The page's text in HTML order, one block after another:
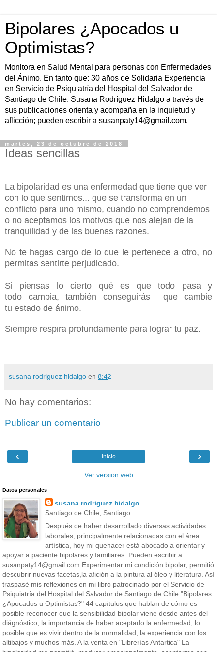
Bipolares ¿Apocados u
Optimistas?
Monitora en Salud Mental para personas con Enfermedades
del Ánimo. En tanto que: 30 años de Solidaria Experiencia
en Servicio de Psiquiatría del Hospital del Salvador de
Santiago de Chile. Susana Rodríguez Hidalgo a través de
sus publicaciones orienta y acompaña en la inquietud y
aflicción; pueden escribir a susanpaty14@gmail.com.
martes, 23 de octubre de 2018
Ideas sencillas
La bipolaridad es una enfermedad que tiene que ver
con lo que sentimos... que se transforma en un
conflicto para uno mismo, cuando no comprendemos
o no aceptamos los motivos que nos alejan de la
tranquilidad y de las buenas razones.
No te hagas cargo de lo que le pertenece a otro, no
permitas sentirte perjudicado.
Si piensas lo cierto qué es que todo pasa y
todo cambia, también conseguirás que cambie
tu estado de ánimo.
Siempre respira profundamente para lograr tu paz.
susana rodriguez hidalgo en 8:42
No hay comentarios:
Publicar un comentario
‹ ›
Inicio
Ver versión web
Datos personales
susana rodriguez hidalgo
Santiago de Chile, Santiago
Después de haber desarrollado diversas actividades
laborales, principalmente relacionadas con el área
artística, hoy mi quehacer está abocado a orientar y
apoyar a paciente bipolares y familiares. Pueden escribir a
susanpaty14@gmail.com Experimentar mi condición bipolar, permitió
descubrir nuevas facetas,la afición a la pintura al óleo y literatura. Así
traspasé mis reflexiones en mi libro patrocinado por el Servicio de
Psiquiatría del Hospital del Salvador de Santiago de Chile "Bipolares
¿Apocados u Optimistas?" 44 capítulos que hablan de cómo es
posible reconocer que la sensibilidad bipolar viene desde antes del
diágnóstico, la importancia de haber aceptado la enfermedad, lo
posible que es vivir dentro de la normalidad, la experiencia con los
altibajos y muchos más. A la venta en "Librerías Antartica" La